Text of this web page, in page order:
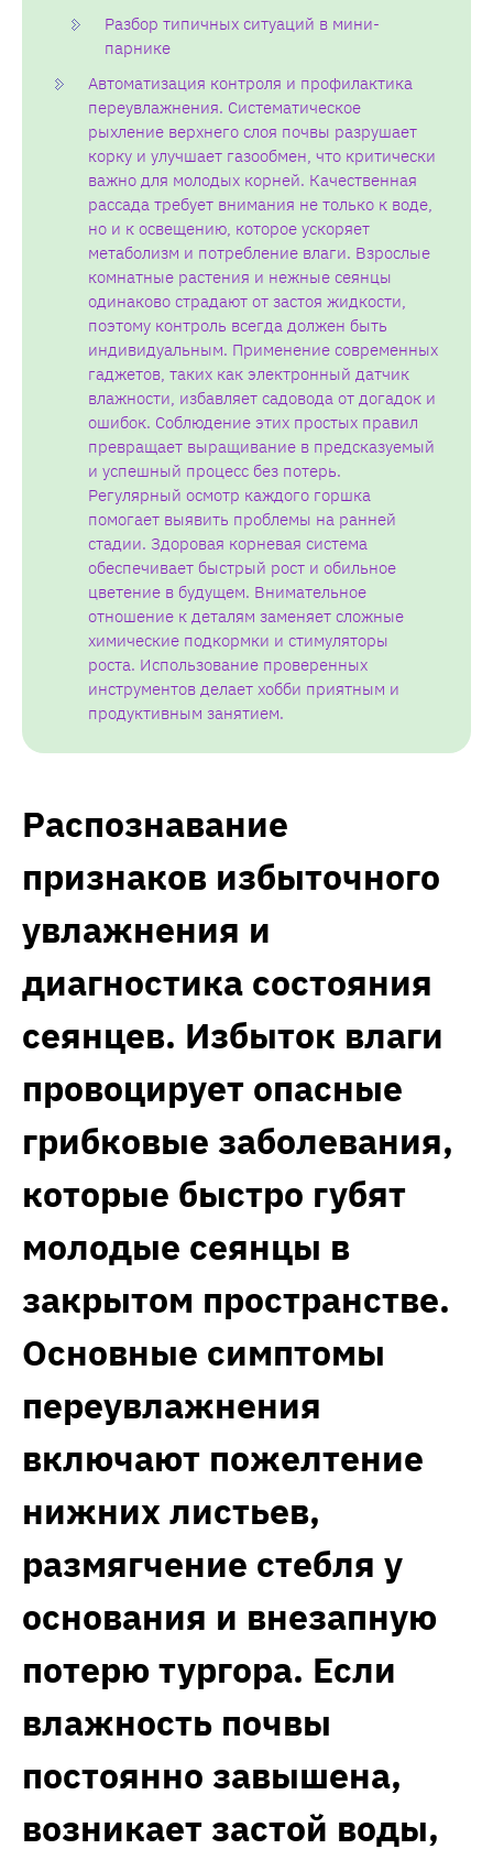
Разбор типичных ситуаций в мини-
парнике
Автоматизация контроля и профилактика
переувлажнения. Систематическое
рыхление верхнего слоя почвы разрушает
корку и улучшает газообмен, что критически
важно для молодых корней. Качественная
рассада требует внимания не только к воде,
но и к освещению, которое ускоряет
метаболизм и потребление влаги. Взрослые
комнатные растения и нежные сеянцы
одинаково страдают от застоя жидкости,
поэтому контроль всегда должен быть
индивидуальным. Применение современных
гаджетов, таких как электронный датчик
влажности, избавляет садовода от догадок и
ошибок. Соблюдение этих простых правил
превращает выращивание в предсказуемый
и успешный процесс без потерь.
Регулярный осмотр каждого горшка
помогает выявить проблемы на ранней
стадии. Здоровая корневая система
обеспечивает быстрый рост и обильное
цветение в будущем. Внимательное
отношение к деталям заменяет сложные
химические подкормки и стимуляторы
роста. Использование проверенных
инструментов делает хобби приятным и
продуктивным занятием.
Распознавание
признаков избыточного
увлажнения и
диагностика состояния
сеянцев. Избыток влаги
провоцирует опасные
грибковые заболевания,
которые быстро губят
молодые сеянцы в
закрытом пространстве.
Основные симптомы
переувлажнения
включают пожелтение
нижних листьев,
размягчение стебля у
основания и внезапную
потерю тургора. Если
влажность почвы
постоянно завышена,
возникает застой воды,